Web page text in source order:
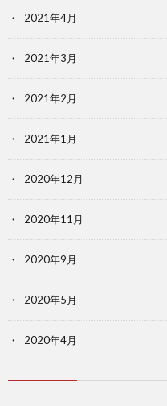
2021年4月
2021年3月
2021年2月
2021年1月
2020年12月
2020年11月
2020年9月
2020年5月
2020年4月